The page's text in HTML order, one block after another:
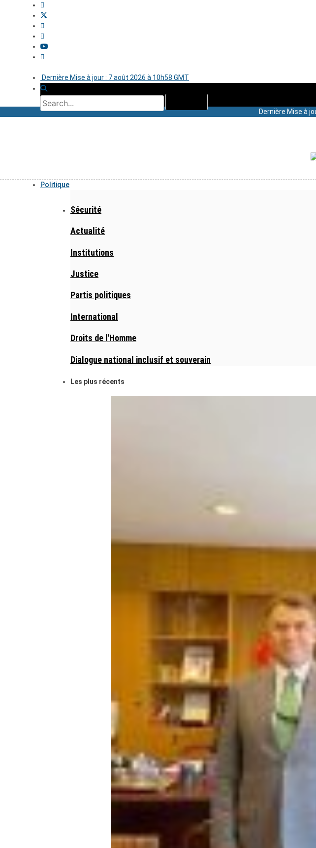
Dernière Mise à jour : 7 août 2026 à 10h58 GMT
Dernière Mise à
Politique
Sécurité
Actualité
Institutions
Justice
Partis politiques
International
Droits de l'Homme
Dialogue national inclusif et souverain
Les plus récents